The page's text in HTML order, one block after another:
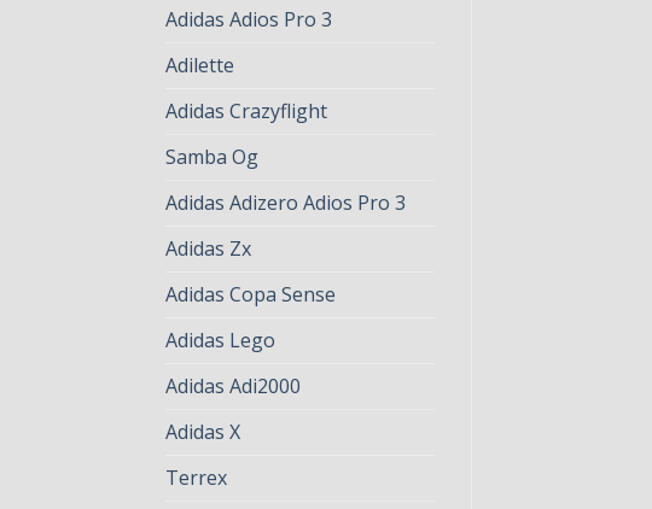
Adidas Adios Pro 3
Adilette
Adidas Crazyflight
Samba Og
Adidas Adizero Adios Pro 3
Adidas Zx
Adidas Copa Sense
Adidas Lego
Adidas Adi2000
Adidas X
Terrex